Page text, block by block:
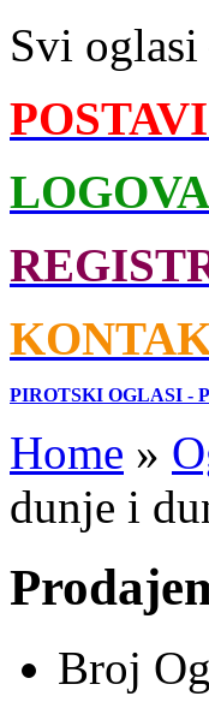
Svi
PIROTSKI OGLASI -
Home »
dunje i
Broj